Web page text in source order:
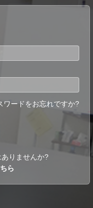
ワードをお忘れですか?
りませんか?
ら